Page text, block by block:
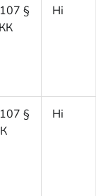
§
Ні
§
Ні